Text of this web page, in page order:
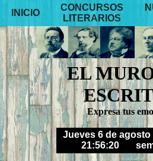
INICIO
CONCURSOS
LITERARIOS
EL
Expresa tus
Jueves 6 de
21:56:23